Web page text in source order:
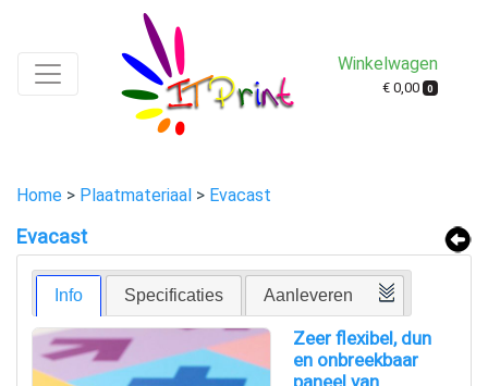
Winkelwagen
€ 0,00 0
Home > Plaatmateriaal > Evacast
Evacast
Info Specificaties Aanleveren
Zeer flexibel, dun
en onbreekbaar